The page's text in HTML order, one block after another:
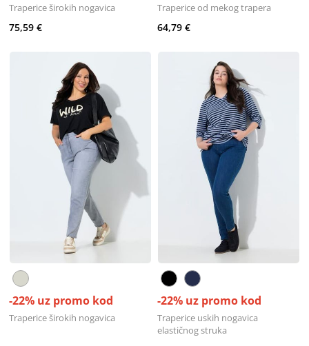
Traperice širokih nogavica
75,59 €
Traperice od mekog trapera
64,79 €
-22% uz promo kod
Traperice širokih nogavica
-22% uz promo kod
Traperice uskih nogavica
elastičnog struka